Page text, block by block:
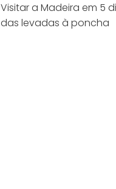
Visitar a Madeira em 5
das levadas à poncha